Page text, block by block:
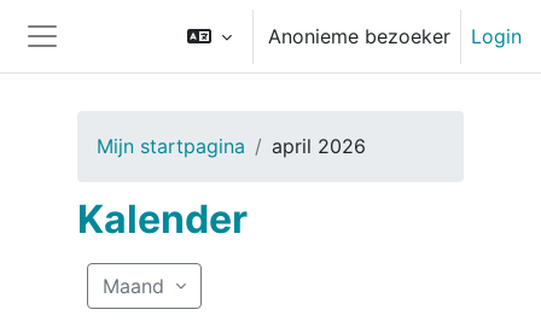
Zijpaneel
Anonieme bezoeker Login
Mijn startpagina april 2026
Kalender
Maand